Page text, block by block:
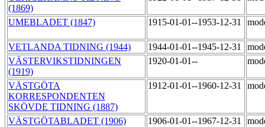
(1869)
UMEBLADET (1847) 1915-01-01--1953-12-31
VETLANDA TIDNING (1944) 1944-01-01--1945-12-31
VÄSTERVIKSTIDNINGEN
(1919)
1920-01-01--
VÄSTGÖTA
KORRESPONDENTEN
SKÖVDE TIDNING (1887)
1912-01-01--1960-12-31
VÄSTGÖTABLADET (1906) 1906-01-01--1967-12-31